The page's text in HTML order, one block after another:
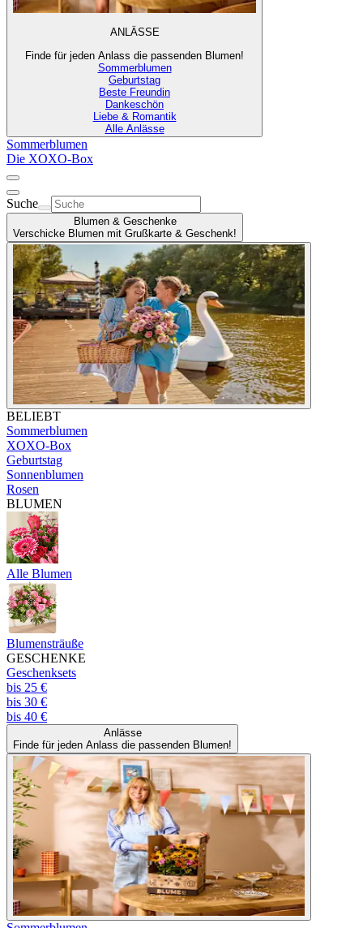
ANLÄSSE
Finde für jeden Anlass die passenden Blumen!
Sommerblumen
Geburtstag
Beste Freundin
Dankeschön
Liebe & Romantik
Alle Anlässe
Sommerblumen
Die XOXO-Box
Suche
Blumen & Geschenke
Verschicke Blumen mit Grußkarte & Geschenk!
BELIEBT
Sommerblumen
XOXO-Box
Geburtstag
Sonnenblumen
Rosen
BLUMEN
Alle Blumen
Blumensträuße
GESCHENKE
Geschenksets
bis 25 €
bis 30 €
bis 40 €
Anlässe
Finde für jeden Anlass die passenden Blumen!